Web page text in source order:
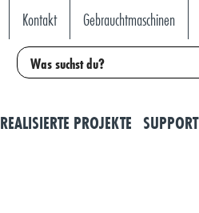
Kontakt Gebrauchtmaschinen
REALISIERTE PROJEKTE SUPPORT